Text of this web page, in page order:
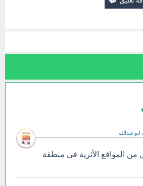
ابوعبدالله
المواقع الأثرية في منطقة